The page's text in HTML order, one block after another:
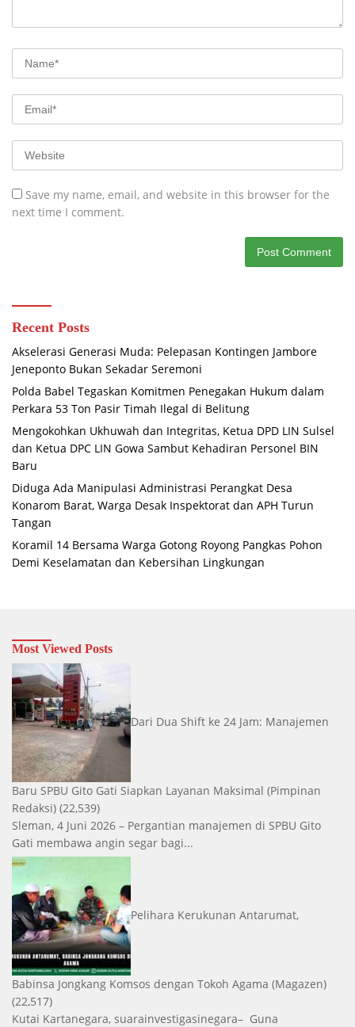
Save my name, email, and website in this browser for the
next time I comment.
Recent Posts
Akselerasi Generasi Muda: Pelepasan Kontingen Jambore
Jeneponto Bukan Sekadar Seremoni
Polda Babel Tegaskan Komitmen Penegakan Hukum dalam
Perkara 53 Ton Pasir Timah Ilegal di Belitung
Mengokohkan Ukhuwah dan Integritas, Ketua DPD LIN Sulsel
dan Ketua DPC LIN Gowa Sambut Kehadiran Personel BIN
Baru
Diduga Ada Manipulasi Administrasi Perangkat Desa
Konarom Barat, Warga Desak Inspektorat dan APH Turun
Tangan
Koramil 14 Bersama Warga Gotong Royong Pangkas Pohon
Demi Keselamatan dan Kebersihan Lingkungan
Most Viewed Posts
Dari Dua Shift ke 24 Jam: Manajemen
Baru SPBU Gito Gati Siapkan Layanan Maksimal (Pimpinan
Redaksi) (22,539)
Sleman, 4 Juni 2026 – Pergantian manajemen di SPBU Gito
Gati membawa angin segar bagi...
Pelihara Kerukunan Antarumat,
Babinsa Jongkang Komsos dengan Tokoh Agama (Magazen)
(22,517)
Kutai Kartanegara, suarainvestigasinegara– Guna